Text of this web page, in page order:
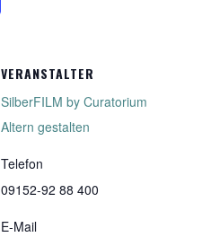
VERANSTALTER
SilberFILM by Curatorium
Altern gestalten
Telefon
09152-92 88 400
E-Mail